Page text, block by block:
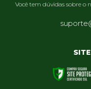
Você tem dúvidas sobre o